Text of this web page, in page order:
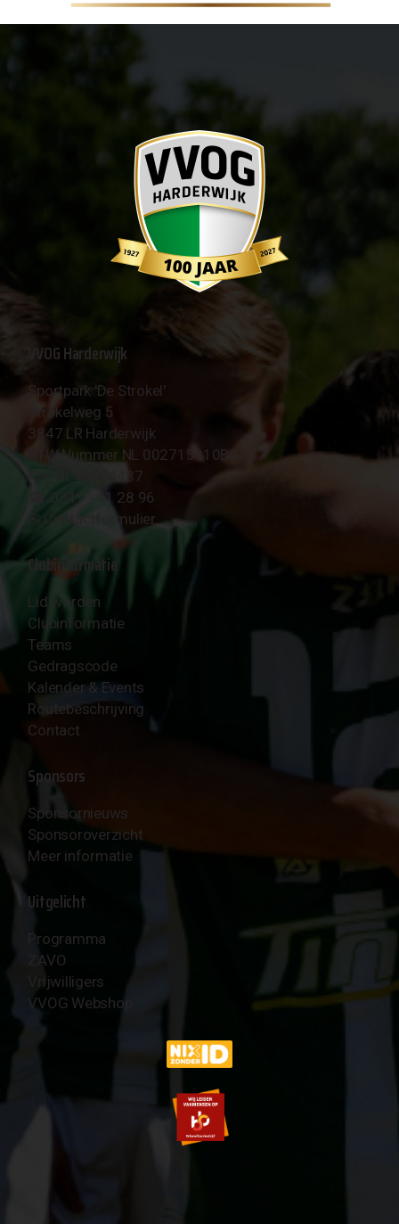
VVOG Harderwijk
Sportpark 'De Strokel'
Strokelweg 5
3847 LR Harderwijk
BTW Nummer NL 002715910B01
KvK Nr 40094437
☎︎ 0341 - 41 28 96
✉︎ Contactformulier
Clubinformatie
Lid worden
Clubinformatie
Teams
Gedragscode
Kalender & Events
Routebeschrijving
Contact
Sponsors
Sponsornieuws
Sponsoroverzicht
Meer informatie
Uitgelicht
Programma
ZAVO
Vrijwilligers
VVOG Webshop